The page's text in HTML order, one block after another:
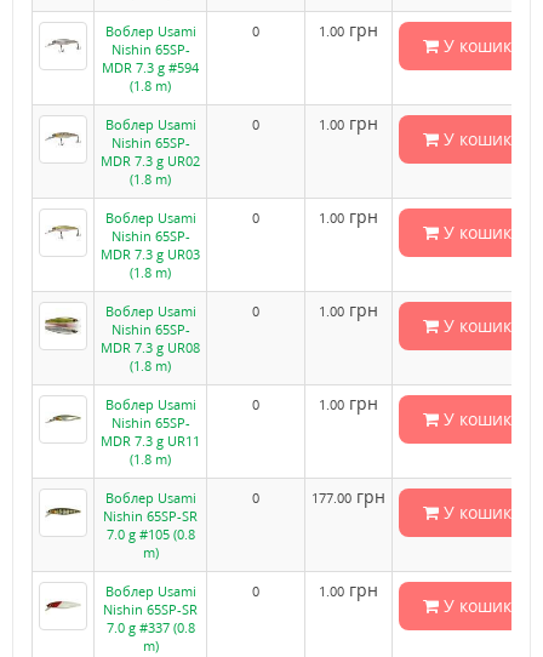
Воблер Usami
Nishin 65SP-
MDR 7.3 g #594
(1.8 m)
0 1.00 грн
У кошик
Воблер Usami
Nishin 65SP-
MDR 7.3 g UR02
(1.8 m)
0 1.00 грн
У кошик
Воблер Usami
Nishin 65SP-
MDR 7.3 g UR03
(1.8 m)
0 1.00 грн
У кошик
Воблер Usami
Nishin 65SP-
MDR 7.3 g UR08
(1.8 m)
0 1.00 грн
У кошик
Воблер Usami
Nishin 65SP-
MDR 7.3 g UR11
(1.8 m)
0 1.00 грн
У кошик
Воблер Usami
Nishin 65SP-SR
7.0 g #105 (0.8
m)
0 177.00 грн
У кошик
Воблер Usami
Nishin 65SP-SR
7.0 g #337 (0.8
m)
0 1.00 грн
У кошик